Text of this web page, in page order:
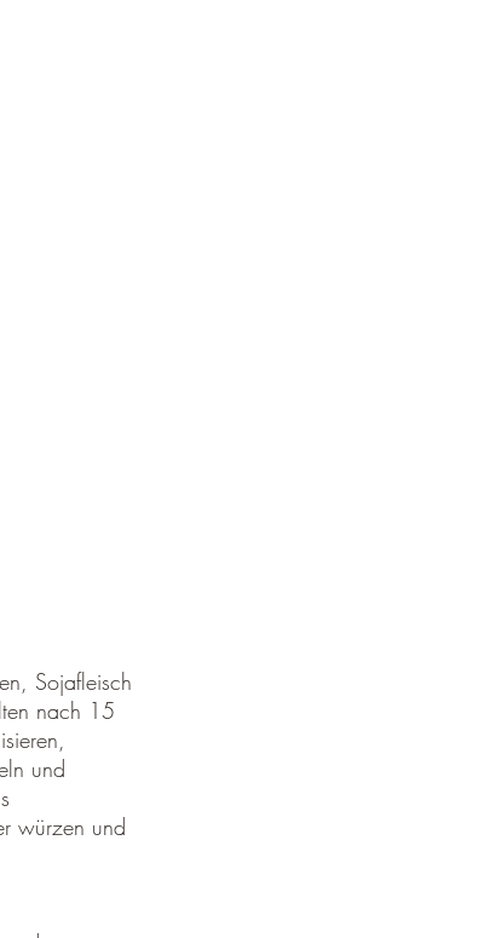
Sojafleisch
nach 15
und
würzen und